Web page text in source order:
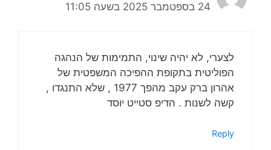
24 בספטמבר 2025 בשעה 11:05
לצערי, לא יהיה שינוי, התמימות של הנהגה
הפוליטית בתקופת ההפיכה המשפטית של
אהרון ברק עקב מהפך 1977 , שלא התנגדו ,
קשה לשנות . הדיפ סטייט יוסד
Reply